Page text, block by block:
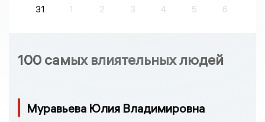
31
1 2 3 4 5 6
100 самых влиятельных людей
Муравьева Юлия Владимировна